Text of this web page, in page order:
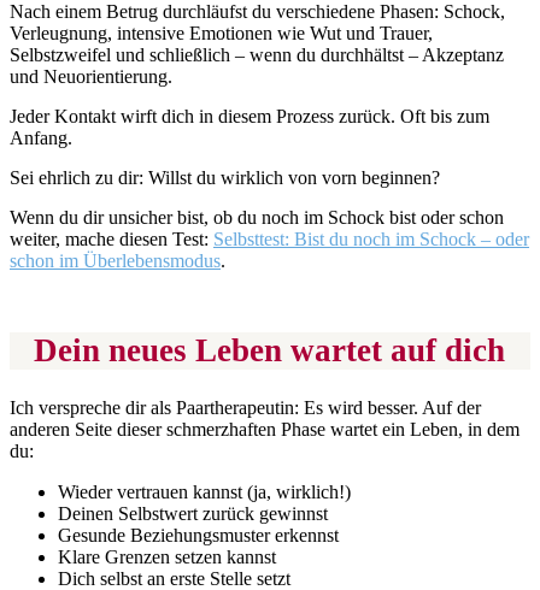
Nach einem Betrug durchläufst du verschiedene Phasen: Schock,
Verleugnung, intensive Emotionen wie Wut und Trauer,
Selbstzweifel und schließlich – wenn du durchhältst – Akzeptanz
und Neuorientierung.
Jeder Kontakt wirft dich in diesem Prozess zurück. Oft bis zum
Anfang.
Sei ehrlich zu dir: Willst du wirklich von vorn beginnen?
Wenn du dir unsicher bist, ob du noch im Schock bist oder schon
weiter, mache diesen Test: Selbsttest: Bist du noch im Schock – oder
schon im Überlebensmodus.
Dein neues Leben wartet auf dich
Ich verspreche dir als Paartherapeutin: Es wird besser. Auf der
anderen Seite dieser schmerzhaften Phase wartet ein Leben, in dem
du:
Wieder vertrauen kannst (ja, wirklich!)
Deinen Selbstwert zurück gewinnst
Gesunde Beziehungsmuster erkennst
Klare Grenzen setzen kannst
Dich selbst an erste Stelle setzt